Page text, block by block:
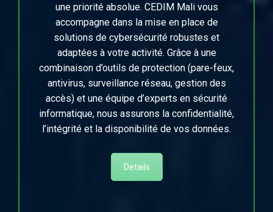
une priorité absolue. CEDIM Mali vous
accompagne dans la mise en place de
solutions de cybersécurité robustes et
adaptées à votre activité. Grâce à une
combinaison d’outils de protection (pare-feux,
antivirus, surveillance réseau, gestion des
accès) et une équipe d’experts en sécurité
informatique, nous assurons la confidentialité,
l’intégrité et la disponibilité de vos données.
Details